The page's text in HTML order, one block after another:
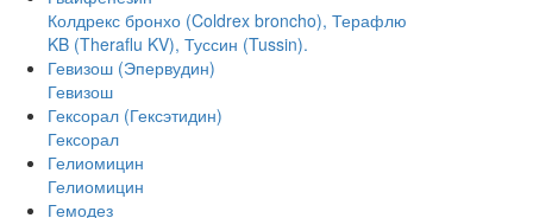
Колдрекс бронхо (Coldrex broncho), Терафлю
KB (Theraflu KV), Туссин (Tussin).
Гевизош (Эпервудин)
Гевизош
Гексорал (Гексэтидин)
Гексорал
Гелиомицин
Гелиомицин
Гемодез